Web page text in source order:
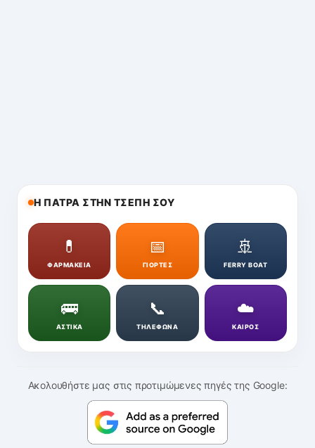
Η ΠΑΤΡΑ ΣΤΗΝ ΤΣΕΠΗ ΣΟΥ
💊
ΦΑΡΜΑΚΕΙΑ
📅
ΓΙΟΡΤΕΣ
🚢
FERRY BOAT
🚌
ΑΣΤΙΚΑ
📞
ΤΗΛΕΦΩΝΑ
☁️
ΚΑΙΡΟΣ
Ακολουθήστε μας στις προτιμώμενες πηγές της Google: